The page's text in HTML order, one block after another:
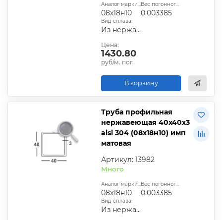
Аналог марки стали:
08х18н10
Вес погонного метра, т.:
0.003385
Вид сплава:
Из нержавеющей стали
Цена:
1430.80
руб/м. пог.
В корзину
Труба профильная
нержавеющая 40х40х3
aisi 304 (08х18н10) имп
матовая
Артикул: 13982
Много
Аналог марки стали:
08х18н10
Вес погонного метра, т.:
0.003385
Вид сплава:
Из нержавеющей стали